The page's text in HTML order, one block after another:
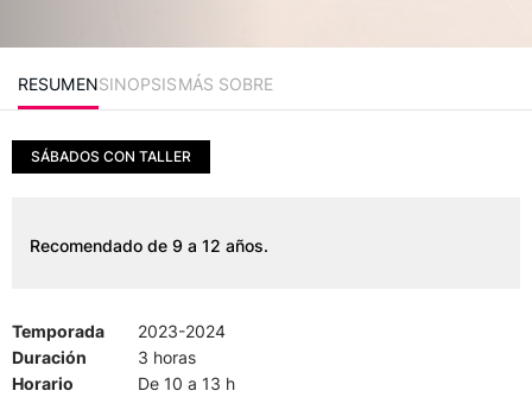
RESUMENSINOPSISMÁS SOBRE
SÁBADOS CON TALLER
Recomendado de 9 a 12 años.
Temporada
2023-2024
Duración
3 horas
Horario
De 10 a 13 h